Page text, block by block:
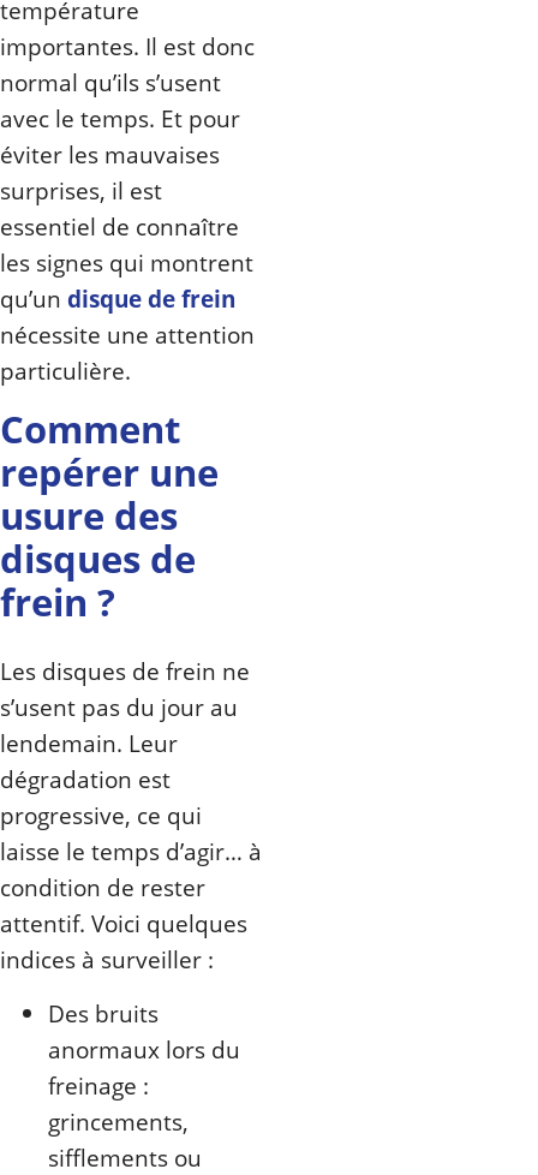
température
importantes. Il est donc
normal qu’ils s’usent
avec le temps. Et pour
éviter les mauvaises
surprises, il est
essentiel de connaître
les signes qui montrent
qu’un disque de frein
nécessite une attention
particulière.
Comment
repérer une
usure des
disques de
frein ?
Les disques de frein ne
s’usent pas du jour au
lendemain. Leur
dégradation est
progressive, ce qui
laisse le temps d’agir… à
condition de rester
attentif. Voici quelques
indices à surveiller :
Des bruits
anormaux lors du
freinage :
grincements,
sifflements ou